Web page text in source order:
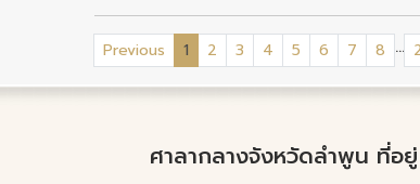
Previous 1 (current)
2 3 4 5 6 7 8 ...
ศาลากลางจังหวัดลำพูน ที่อ